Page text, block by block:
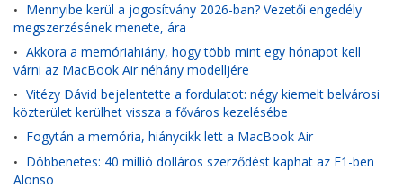
• Mennyibe kerül a jogosítvány 2026-ban? Vezetői engedély
megszerzésének menete, ára
• Akkora a memóriahiány, hogy több mint egy hónapot kell
várni az MacBook Air néhány modelljére
• Vitézy Dávid bejelentette a fordulatot: négy kiemelt belvárosi
közterület kerülhet vissza a főváros kezelésébe
• Fogytán a memória, hiánycikk lett a MacBook Air
• Döbbenetes: 40 millió dolláros szerződést kaphat az F1-ben
Alonso